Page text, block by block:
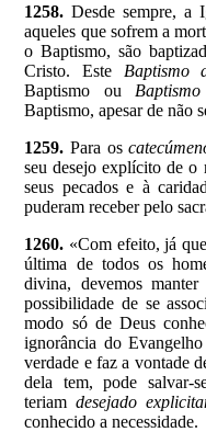
1258. Desde sempre, a
aqueles que sofrem a
o Baptismo, são
Cristo. Este
Baptismo
Baptismo ou
Baptismo, apesar de não
1259. Para os
seu desejo explícito de o
seus pecados e à
puderam receber pelo
1260. «Com efeito, já
última de todos os
divina, devemos
possibilidade de se
modo só de Deus
ignorância do
verdade e faz a vontade
dela tem, pode salvar-
teriam desejado
conhecido a necessidade.